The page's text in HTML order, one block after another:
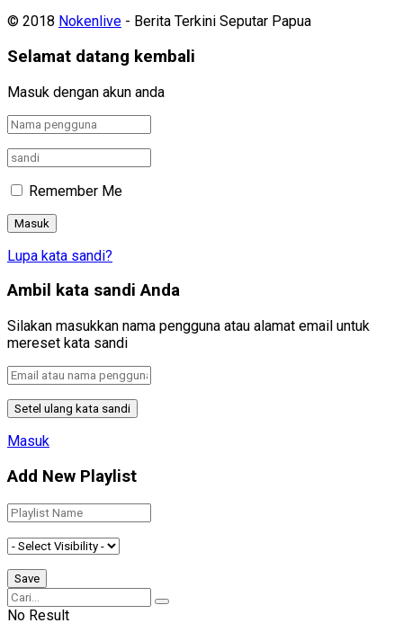
© 2018 Nokenlive - Berita Terkini Seputar Papua
Selamat datang kembali
Masuk dengan akun anda
Remember Me
Lupa kata sandi?
Ambil kata sandi Anda
Silakan masukkan nama pengguna atau alamat email untuk
mereset kata sandi
Masuk
Add New Playlist
No Result